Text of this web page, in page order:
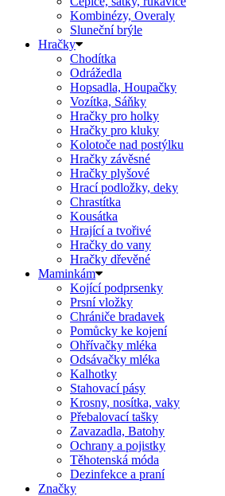
Kombinézy, Overaly
Sluneční brýle
Hračky
Chodítka
Odrážedla
Hopsadla, Houpačky
Vozítka, Sáňky
Hračky pro holky
Hračky pro kluky
Kolotoče nad postýlku
Hračky závěsné
Hračky plyšové
Hrací podložky, deky
Chrastítka
Kousátka
Hrající a tvořivé
Hračky do vany
Hračky dřevěné
Maminkám
Kojící podprsenky
Prsní vložky
Chrániče bradavek
Pomůcky ke kojení
Ohřívačky mléka
Odsávačky mléka
Kalhotky
Stahovací pásy
Krosny, nosítka, vaky
Přebalovací tašky
Zavazadla, Batohy
Ochrany a pojistky
Těhotenská móda
Dezinfekce a praní
Značky